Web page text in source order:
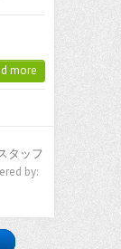
more
タッフ
by: